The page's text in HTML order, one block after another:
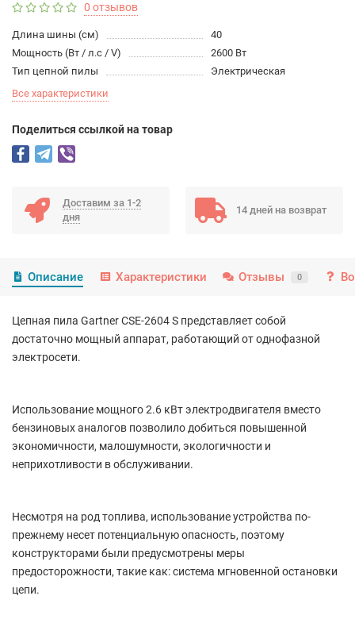
0 отзывов
Длина шины (см)
40
Мощность (Вт / л.с / V)
2600 Вт
Тип цепной пилы
Электрическая
Все характеристики
Поделиться ссылкой на товар
Доставим за 1-2
дня
14 дней на возврат
Описание Характеристики Отзывы 0
Цепная пила Gartner CSE-2604S представляет собой
достаточно мощный аппарат, работающий от однофазной
электросети.
Использование мощного 2.6 кВт электродвигателя вместо
бензиновых аналогов позволило добиться повышенной
экономичности, малошумности, экологичности и
неприхотливости в обслуживании.
Несмотря на род топлива, использование устройства по-
прежнему несет потенциальную опасность, поэтому
конструкторами были предусмотрены меры
предосторожности, такие как: система мгновенной остановки
цепи.